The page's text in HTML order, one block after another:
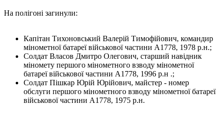
На полігоні загинули:
Капітан Тихоновський Валерій Тимофійович, командир
мінометної батареї військової частини А1778, 1978 р.н.;
Солдат Власов Дмитро Олегович, старший навідник
міномету першого мінометного взводу мінометної
батареї військової частини А1778, 1996 р.н .;
Солдат Пішкар Юрій Юрійович, майстер - номер
обслуги першого мінометного взводу мінометної батареї
військової частини А1778, 1975 р.н.